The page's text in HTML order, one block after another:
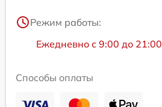
Режим работы:
Ежедневно с 9:00 до 21:00
Способы оплаты